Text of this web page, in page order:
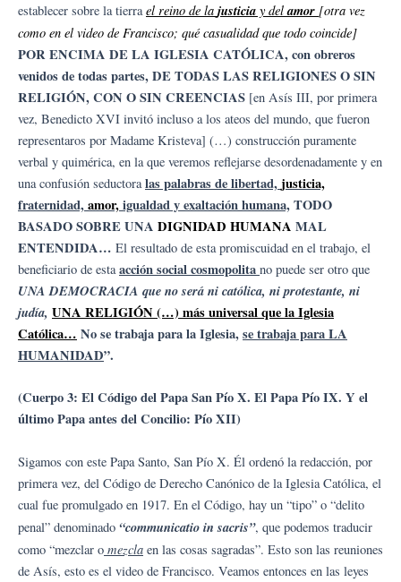
establecer sobre la tierrael reino de la justicia y delamor [otra vez
como en el video de Francisco; qué casualidad que todo coincide]
POR ENCIMA DE LA IGLESIA CATÓLICA, con obreros
venidos de todas partes, DE TODAS LAS RELIGIONES O SIN
RELIGIÓN, CON O SIN CREENCIAS [en Asís III, por primera
vez, Benedicto XVI invitó incluso a los ateos del mundo, que fueron
representaros por Madame Kristeva] (…) construcción puramente
verbal y quimérica, en la que veremos reflejarse desordenadamente y en
una confusión seductoralas palabras de libertad, justicia,
fraternidad,amor,igualdad y exaltación humana,TODO
BASADO SOBRE UNA DIGNIDAD HUMANA MAL
ENTENDIDA… El resultado de esta promiscuidad en el trabajo, el
beneficiario de estaacción social cosmopolita no puede ser otro que
UNA DEMOCRACIA que no será ni católica, ni protestante, ni
judía, UNA RELIGIÓN (…) más universal que la Iglesia
Católica… No se trabaja para la Iglesia,se trabaja para LA
HUMANIDAD”.
(Cuerpo 3: El Código del Papa San Pío X. El Papa Pío IX. Y el
último Papa antes del Concilio: Pío XII)
Sigamos con este Papa Santo, San Pío X. Él ordenó la redacción, por
primera vez, del Código de Derecho Canónico de la Iglesia Católica, el
cual fue promulgado en 1917. En el Código, hay un “tipo” o “delito
penal” denominado “communicatio in sacris”, que podemos traducir
como “mezclar o mezcla en las cosas sagradas”. Esto son las reuniones
de Asís, esto es el video de Francisco. Veamos entonces en las leyes